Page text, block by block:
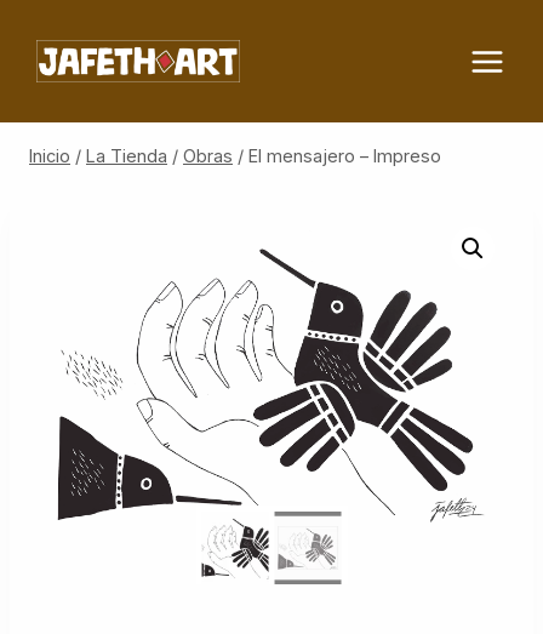
contenido
Inicio / La Tienda / Obras / El mensajero – Impreso